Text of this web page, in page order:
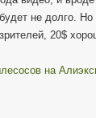
не долго.
20$
на